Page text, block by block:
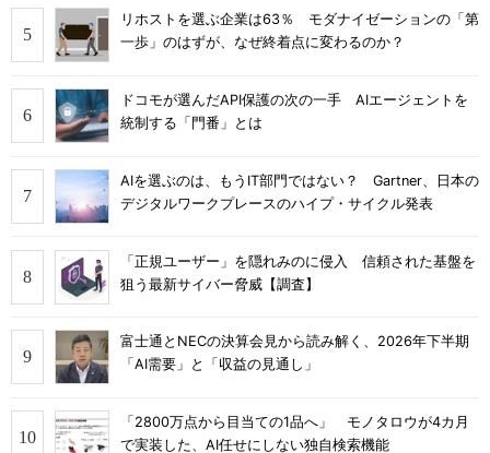
リホストを選ぶ企業は63％ モダナイゼーションの「第
一歩」のはずが、なぜ終着点に変わるのか？
ドコモが選んだAPI保護の次の一手 AIエージェントを
統制する「門番」とは
AIを選ぶのは、もうIT部門ではない？ Gartner、日本の
デジタルワークプレースのハイプ・サイクル発表
「正規ユーザー」を隠れみのに侵入 信頼された基盤を
狙う最新サイバー脅威【調査】
富士通とNECの決算会見から読み解く、2026年下半期
「AI需要」と「収益の見通し」
「2800万点から目当ての1品へ」 モノタロウが4カ月
で実装した、AI任せにしない独自検索機能